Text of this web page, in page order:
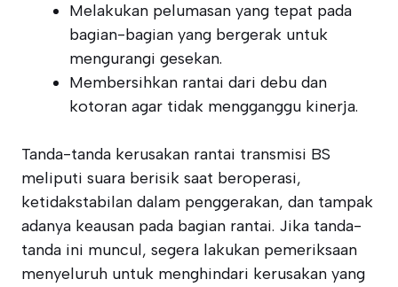
Melakukan pelumasan yang tepat pada
bagian-bagian yang bergerak untuk
mengurangi gesekan.
Membersihkan rantai dari debu dan
kotoran agar tidak mengganggu kinerja.
Tanda-tanda kerusakan rantai transmisi BS
meliputi suara berisik saat beroperasi,
ketidakstabilan dalam penggerakan, dan tampak
adanya keausan pada bagian rantai. Jika tanda-
tanda ini muncul, segera lakukan pemeriksaan
menyeluruh untuk menghindari kerusakan yang